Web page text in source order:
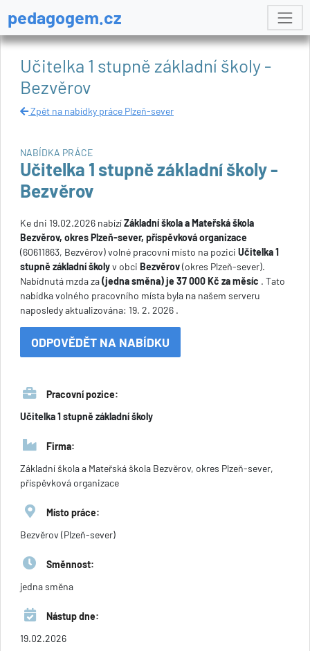
pedagogem.cz
Učitelka 1 stupně základní školy -
Bezvěrov
Zpět na nabídky práce Plzeň-sever
NABÍDKA PRÁCE
Učitelka 1 stupně základní školy -
Bezvěrov
Ke dni 19.02.2026 nabízíZákladní škola a Mateřská škola
Bezvěrov, okres Plzeň-sever, příspěvková organizace
(60611863, Bezvěrov) volné pracovní místo na pozici Učitelka 1
stupně základní školyv obci Bezvěrov(okres Plzeň-sever).
Nabídnutá mzda za(jedna směna) je 37 000 Kč za měsíc . Tato
nabídka volného pracovního místa byla na našem serveru
naposledy aktualizována: 19. 2. 2026 .
ODPOVĚDĚT NA NABÍDKU
Pracovní pozice:
Učitelka 1 stupně základní školy
Firma:
Základní škola a Mateřská škola Bezvěrov, okres Plzeň-sever,
příspěvková organizace
Místo práce:
Bezvěrov (Plzeň-sever)
Směnnost:
jedna směna
Nástup dne:
19.02.2026